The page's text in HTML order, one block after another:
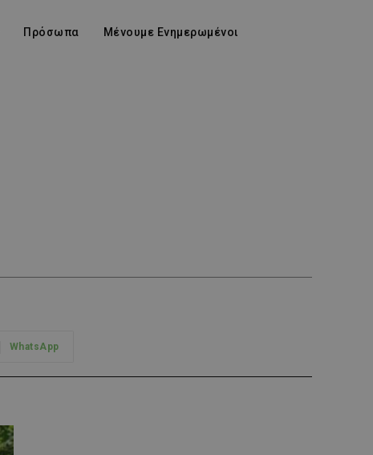
Πρόσωπα Μένουμε Ενημερωμένοι
WhatsApp